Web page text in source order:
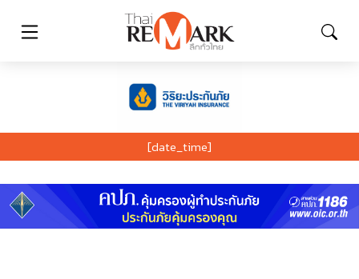
[date_time]